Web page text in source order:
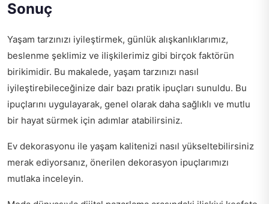
Sonuç
Yaşam tarzınızı iyileştirmek, günlük alışkanlıklarımız,
beslenme şeklimiz ve ilişkilerimiz gibi birçok faktörün
birikimidir. Bu makalede, yaşam tarzınızı nasıl
iyileştirebileceğinize dair bazı pratik ipuçları sunuldu. Bu
ipuçlarını uygulayarak, genel olarak daha sağlıklı ve mutlu
bir hayat sürmek için adımlar atabilirsiniz.
Ev dekorasyonu ile yaşam kalitenizi nasıl yükseltebilirsiniz
merak ediyorsanız, önerilen dekorasyon ipuçlarımızı
mutlaka inceleyin.